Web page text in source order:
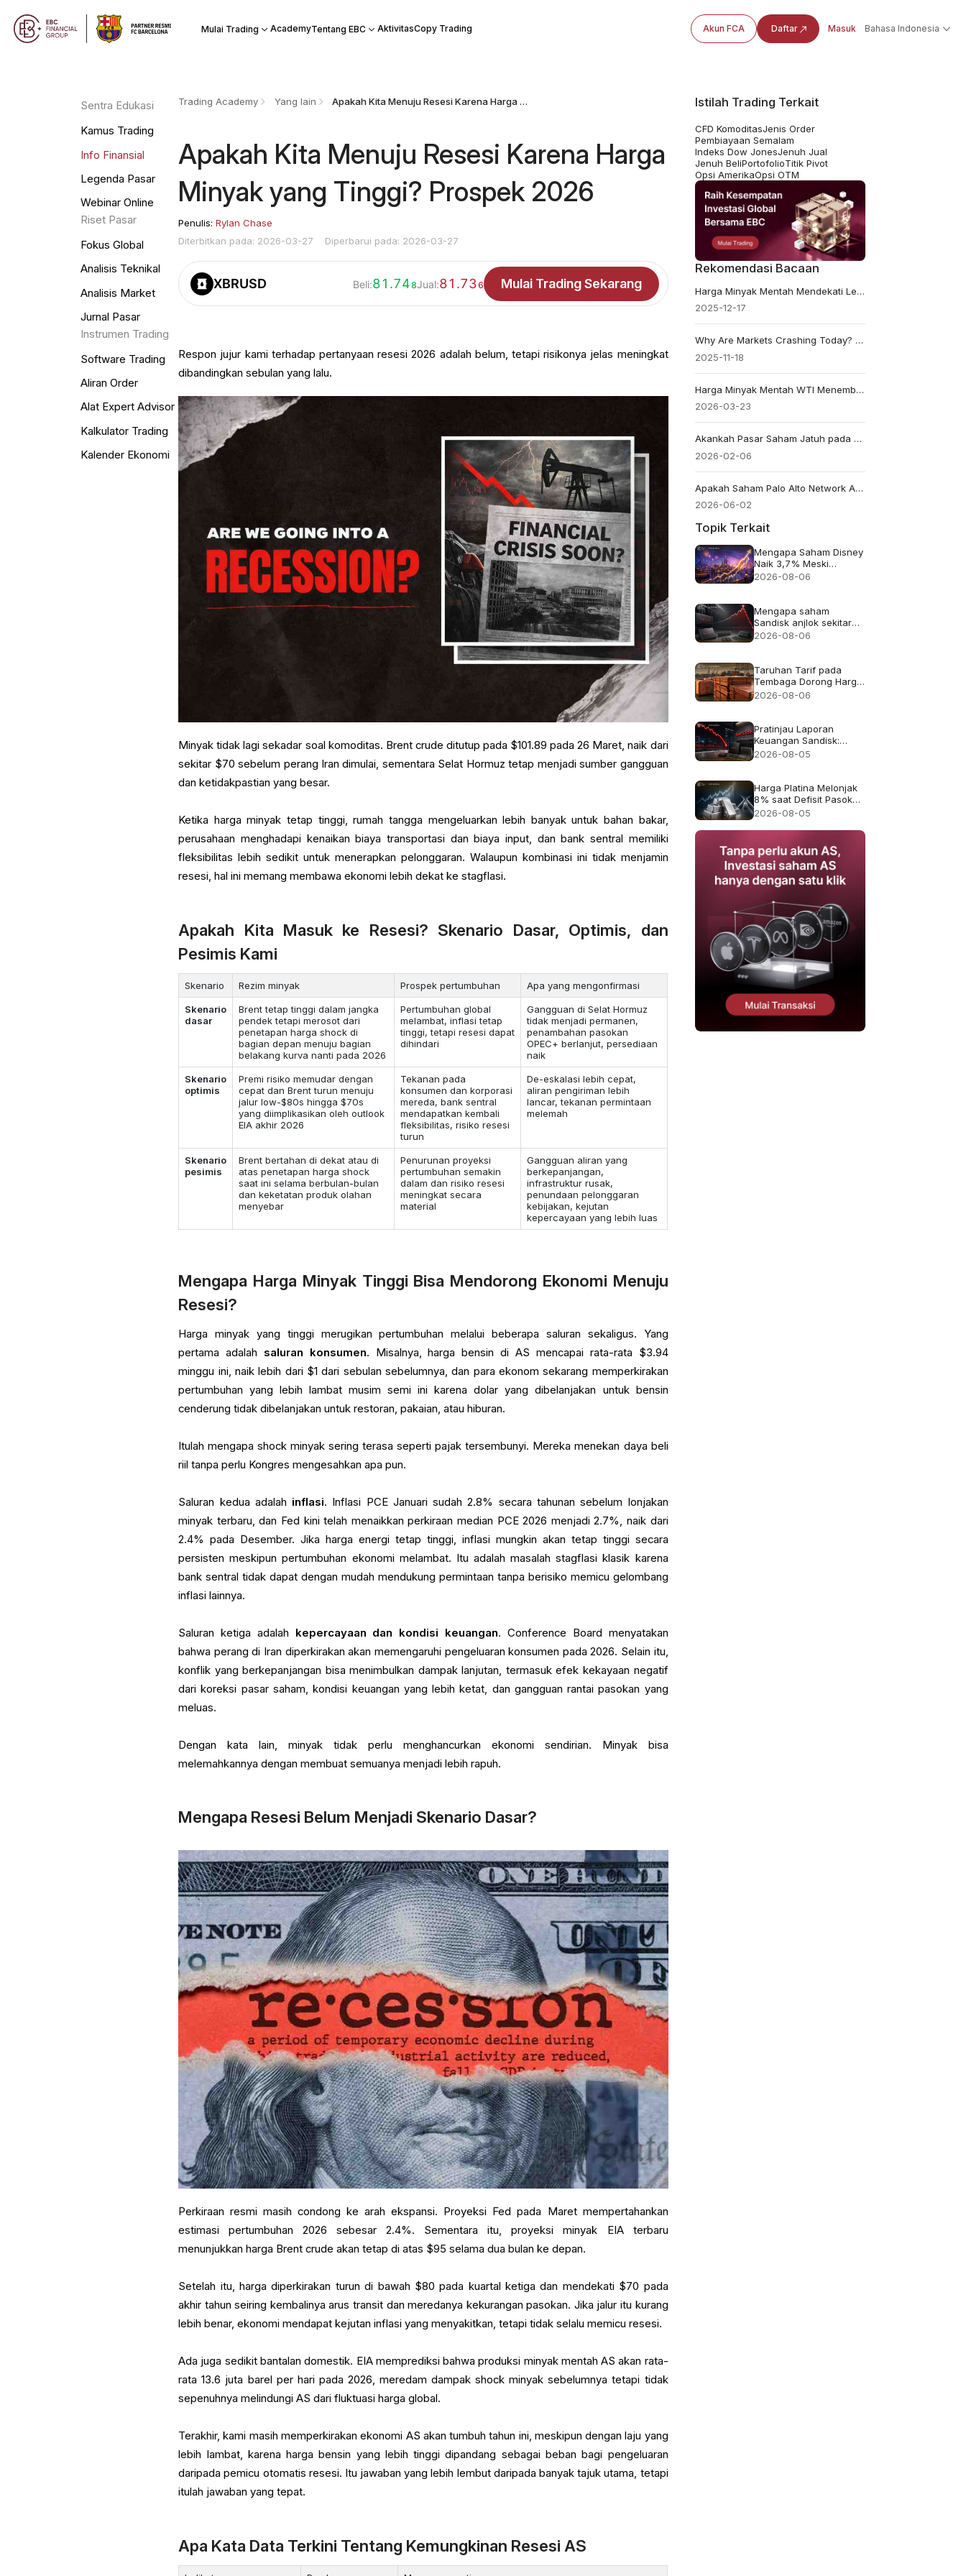
Mulai Trading AcademyTentang EBC AktivitasCopy Trading Akun FCA Daftar Masuk Bahasa Indonesia
Sentra Edukasi
Kamus Trading
Info Finansial
Legenda Pasar
Webinar Online
Riset Pasar
Fokus Global
Analisis Teknikal
Analisis Market
Jurnal Pasar
Instrumen Trading
Software Trading
Aliran Order
Alat Expert Advisor
Kalkulator Trading
Kalender Ekonomi
Trading Academy Yang lain Apakah Kita Menuju Resesi Karena Harga Minyak yang Tinggi? Prospek 2026
Apakah Kita Menuju Resesi Karena Harga
Minyak yang Tinggi? Prospek 2026
Penulis:Rylan Chase
Diterbitkan pada: 2026-03-27
Diperbarui pada: 2026-03-27
XBRUSD Beli:81.748Jual:81.736 Mulai Trading Sekarang
Respon jujur kami terhadap pertanyaan resesi 2026 adalah belum, tetapi risikonya jelas meningkat
dibandingkan sebulan yang lalu.
Minyak tidak lagi sekadar soal komoditas. Brent crude ditutup pada $101.89 pada 26 Maret, naik dari
sekitar $70 sebelum perang Iran dimulai, sementara Selat Hormuz tetap menjadi sumber gangguan
dan ketidakpastian yang besar.
Ketika harga minyak tetap tinggi, rumah tangga mengeluarkan lebih banyak untuk bahan bakar,
perusahaan menghadapi kenaikan biaya transportasi dan biaya input, dan bank sentral memiliki
fleksibilitas lebih sedikit untuk menerapkan pelonggaran. Walaupun kombinasi ini tidak menjamin
resesi, hal ini memang membawa ekonomi lebih dekat ke stagflasi.
Apakah Kita Masuk ke Resesi? Skenario Dasar, Optimis, dan
Pesimis Kami
Skenario Rezim minyak Prospek pertumbuhan Apa yang mengonfirmasi
Skenario
dasar
Brent tetap tinggi dalam jangka
pendek tetapi merosot dari
penetapan harga shock di
bagian depan menuju bagian
belakang kurva nanti pada 2026
Pertumbuhan global
melambat, inflasi tetap
tinggi, tetapi resesi dapat
dihindari
Gangguan di Selat Hormuz
tidak menjadi permanen,
penambahan pasokan
OPEC+ berlanjut, persediaan
naik
Skenario
optimis
Premi risiko memudar dengan
cepat dan Brent turun menuju
jalur low-$80s hingga $70s
yang diimplikasikan oleh outlook
EIA akhir 2026
Tekanan pada
konsumen dan korporasi
mereda, bank sentral
mendapatkan kembali
fleksibilitas, risiko resesi
turun
De-eskalasi lebih cepat,
aliran pengiriman lebih
lancar, tekanan permintaan
melemah
Skenario
pesimis
Brent bertahan di dekat atau di
atas penetapan harga shock
saat ini selama berbulan-bulan
dan keketatan produk olahan
menyebar
Penurunan proyeksi
pertumbuhan semakin
dalam dan risiko resesi
meningkat secara
material
Gangguan aliran yang
berkepanjangan,
infrastruktur rusak,
penundaan pelonggaran
kebijakan, kejutan
kepercayaan yang lebih luas
Mengapa Harga Minyak Tinggi Bisa Mendorong Ekonomi Menuju
Resesi?
Harga minyak yang tinggi merugikan pertumbuhan melalui beberapa saluran sekaligus. Yang
pertama adalah saluran konsumen. Misalnya, harga bensin di AS mencapai rata-rata $3.94
minggu ini, naik lebih dari $1 dari sebulan sebelumnya, dan para ekonom sekarang memperkirakan
pertumbuhan yang lebih lambat musim semi ini karena dolar yang dibelanjakan untuk bensin
cenderung tidak dibelanjakan untuk restoran, pakaian, atau hiburan.
Itulah mengapa shock minyak sering terasa seperti pajak tersembunyi. Mereka menekan daya beli
riil tanpa perlu Kongres mengesahkan apa pun.
Saluran kedua adalah inflasi. Inflasi PCE Januari sudah 2.8% secara tahunan sebelum lonjakan
minyak terbaru, dan Fed kini telah menaikkan perkiraan median PCE 2026 menjadi 2.7%, naik dari
2.4% pada Desember. Jika harga energi tetap tinggi, inflasi mungkin akan tetap tinggi secara
persisten meskipun pertumbuhan ekonomi melambat. Itu adalah masalah stagflasi klasik karena
bank sentral tidak dapat dengan mudah mendukung permintaan tanpa berisiko memicu gelombang
inflasi lainnya.
Saluran ketiga adalah kepercayaan dan kondisi keuangan. Conference Board menyatakan
bahwa perang di Iran diperkirakan akan memengaruhi pengeluaran konsumen pada 2026. Selain itu,
konflik yang berkepanjangan bisa menimbulkan dampak lanjutan, termasuk efek kekayaan negatif
dari koreksi pasar saham, kondisi keuangan yang lebih ketat, dan gangguan rantai pasokan yang
meluas.
Dengan kata lain, minyak tidak perlu menghancurkan ekonomi sendirian. Minyak bisa
melemahkannya dengan membuat semuanya menjadi lebih rapuh.
Mengapa Resesi Belum Menjadi Skenario Dasar?
Perkiraan resmi masih condong ke arah ekspansi. Proyeksi Fed pada Maret mempertahankan
estimasi pertumbuhan 2026 sebesar 2.4%. Sementara itu, proyeksi minyak EIA terbaru
menunjukkan harga Brent crude akan tetap di atas $95 selama dua bulan ke depan.
Setelah itu, harga diperkirakan turun di bawah $80 pada kuartal ketiga dan mendekati $70 pada
akhir tahun seiring kembalinya arus transit dan meredanya kekurangan pasokan. Jika jalur itu kurang
lebih benar, ekonomi mendapat kejutan inflasi yang menyakitkan, tetapi tidak selalu memicu resesi.
Ada juga sedikit bantalan domestik. EIA memprediksi bahwa produksi minyak mentah AS akan rata-
rata 13.6 juta barel per hari pada 2026, meredam dampak shock minyak sebelumnya tetapi tidak
sepenuhnya melindungi AS dari fluktuasi harga global.
Terakhir, kami masih memperkirakan ekonomi AS akan tumbuh tahun ini, meskipun dengan laju yang
lebih lambat, karena harga bensin yang lebih tinggi dipandang sebagai beban bagi pengeluaran
daripada pemicu otomatis resesi. Itu jawaban yang lebih lembut daripada banyak tajuk utama, tetapi
itulah jawaban yang tepat.
Apa Kata Data Terkini Tentang Kemungkinan Resesi AS
Istilah Trading Terkait
CFD KomoditasJenis Order
Pembiayaan Semalam
Indeks Dow JonesJenuh Jual
Jenuh BeliPortofolioTitik Pivot
Opsi AmerikaOpsi OTM
Rekomendasi Bacaan
Harga Minyak Mentah Mendekati Level Terendah 5 Tahun: Apakah Ini Pertanda Resesi?
2025-12-17
Why Are Markets Crashing Today? Pemicu & Faktor Utama
2025-11-18
Harga Minyak Mentah WTI Menembus $100: Pasokan Global Terancam Saat Ketegangan Memuncak
2026-03-23
Akankah Pasar Saham Jatuh pada 2026? Analisis Pakar
2026-02-06
Apakah Saham Palo Alto Network Akan Menghancurkan Ekspektasi Laba Setelah Melonjak ke Rekor Tertinggi Sepanjang Masa?
2026-06-02
Topik Terkait
Mengapa Saham Disney
Naik 3,7% Meski
Pendapatan Meleset
2026-08-06
Mengapa saham
Sandisk anjlok sekitar
13% meskipun
2026-08-06
Taruhan Tarif pada
Tembaga Dorong Harga
Tembaga ke Rekor
2026-08-06
Pratinjau Laporan
Keuangan Sandisk:
Apakah Pertumbuhan
pada Juli?
2026-08-05
Harga Platina Melonjak
8% saat Defisit Pasokan
2026 Kembali Menjadi
2026-08-05